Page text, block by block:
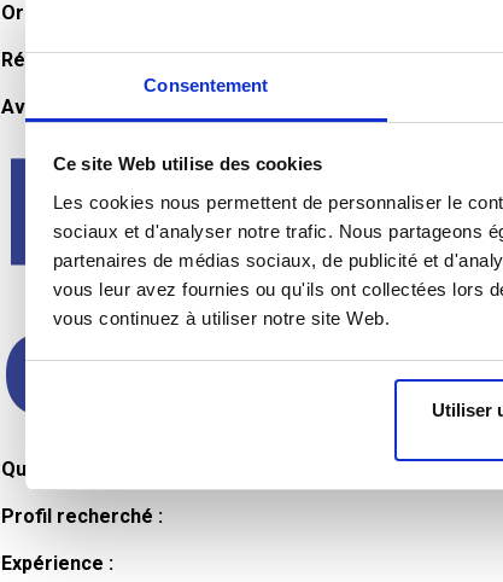
Consentement
Ce site Web utilise des cookies
Les cookies nous permettent de personnaliser le
sociaux et d'analyser notre trafic. Nous partageons
partenaires de médias sociaux, de publicité et
vous leur avez fournies ou qu'ils ont collectées lors
vous continuez à utiliser notre site Web.
Utiliser
Organisation et horaires :
Rémunération :
Avantages :
Profil
Qualifications et diplômes :
Profil recherché :
Expérience :